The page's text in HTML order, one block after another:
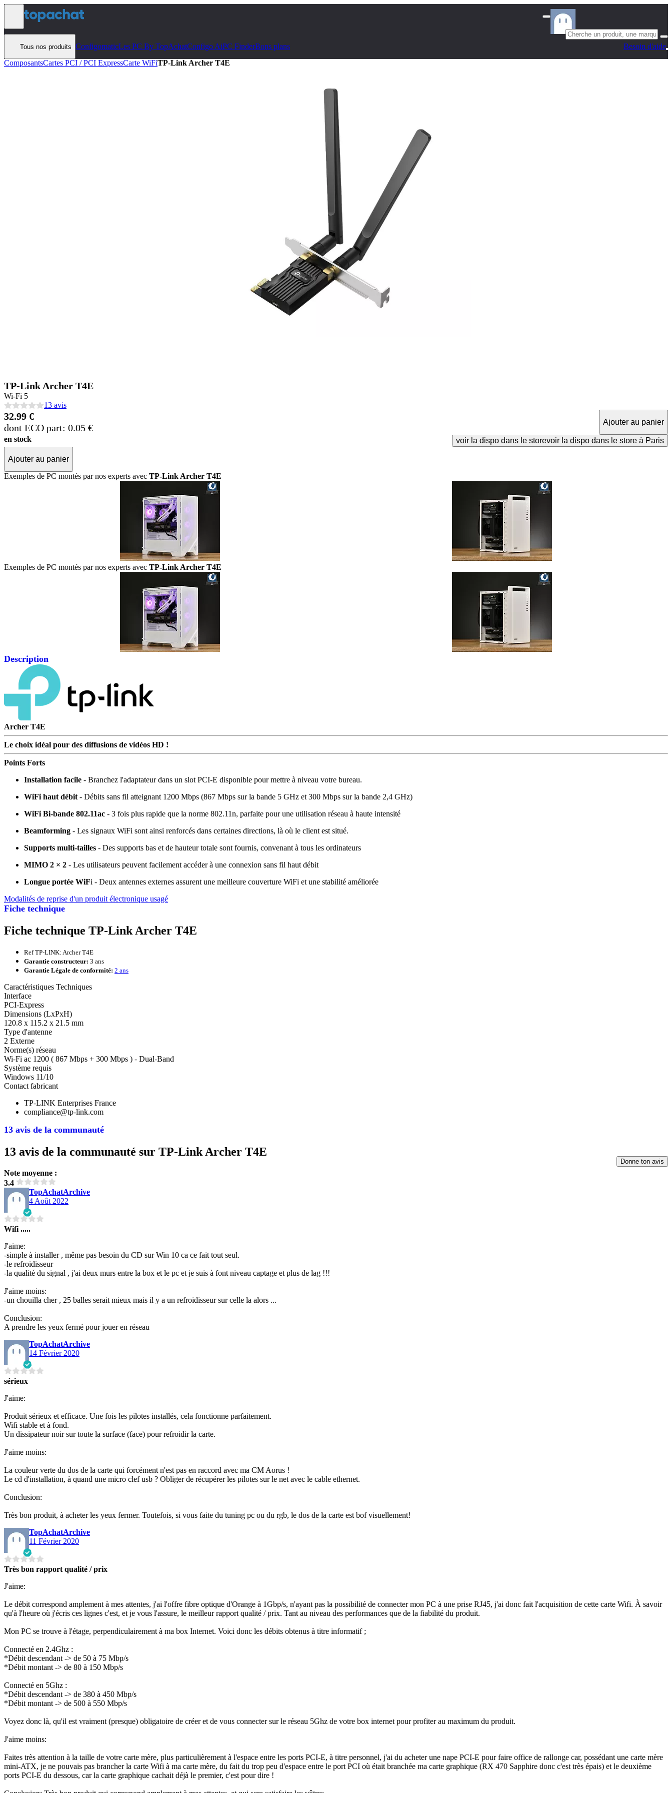
Aller au contenu
Tous nos produits ConfigomaticLes PC By TopAchatConfigo AiPC FinderBons plans
Besoin d'aide
ComposantsCartes PCI / PCI ExpressCarte WiFiTP-Link Archer T4E
TP-Link Archer T4E
Wi-Fi 5
13 avis
32.99 €
dont ECO part: 0.05 €
Ajouter au panier
en stock
voir la dispo dans le storevoir la dispo dans le store à Paris
Ajouter au panier
Exemples de PC montés par nos experts avec TP-Link Archer T4E
Exemples de PC montés par nos experts avec TP-Link Archer T4E
Description
Fiche technique
13 avis de la communauté
Archer T4E
Le choix idéal pour des diffusions de vidéos HD !
Points Forts
Installation facile - Branchez l'adaptateur dans un slot PCI-E disponible pour mettre à niveau votre bureau.
WiFi haut débit - Débits sans fil atteignant 1200 Mbps (867 Mbps sur la bande 5 GHz et 300 Mbps sur la bande 2,4 GHz)
WiFi Bi-bande 802.11ac - 3 fois plus rapide que la norme 802.11n, parfaite pour une utilisation réseau à haute intensité
Beamforming - Les signaux WiFi sont ainsi renforcés dans certaines directions, là où le client est situé.
Supports multi-tailles - Des supports bas et de hauteur totale sont fournis, convenant à tous les ordinateurs
MIMO 2 × 2 - Les utilisateurs peuvent facilement accéder à une connexion sans fil haut débit
Longue portée WiFi - Deux antennes externes assurent une meilleure couverture WiFi et une stabilité améliorée
Modalités de reprise d'un produit électronique usagé
Fiche technique TP-Link Archer T4E
Ref TP-LINK: Archer T4E
Garantie constructeur: 3 ans
Garantie Légale de conformité: 2 ans
Caractéristiques Techniques
Interface
PCI-Express
Dimensions (LxPxH)
120.8 x 115.2 x 21.5 mm
Type d'antenne
2 Externe
Norme(s) réseau
Wi-Fi ac 1200 ( 867 Mbps + 300 Mbps ) - Dual-Band
Système requis
Windows 11/10
Contact fabricant
TP-LINK Enterprises France
compliance@tp-link.com
13 avis de la communauté sur TP-Link Archer T4E
Note moyenne :
3.4
Donne ton avis
TopAchatArchive
4 Août 2022
Wifi .....
J'aime:
-simple à installer , même pas besoin du CD sur Win 10 ca ce fait tout seul.
-le refroidisseur
-la qualité du signal , j'ai deux murs entre la box et le pc et je suis à font niveau captage et plus de lag !!!
J'aime moins:
-un chouilla cher , 25 balles serait mieux mais il y a un refroidisseur sur celle la alors ...
Conclusion:
A prendre les yeux fermé pour jouer en réseau
TopAchatArchive
14 Février 2020
sérieux
J'aime:
Produit sérieux et efficace. Une fois les pilotes installés, cela fonctionne parfaitement.
Wifi stable et à fond.
Un dissipateur noir sur toute la surface (face) pour refroidir la carte.
J'aime moins:
La couleur verte du dos de la carte qui forcément n'est pas en raccord avec ma CM Aorus !
Le cd d'installation, à quand une micro clef usb ? Obliger de récupérer les pilotes sur le net avec le cable ethernet.
Conclusion:
Très bon produit, à acheter les yeux fermer. Toutefois, si vous faite du tuning pc ou du rgb, le dos de la carte est bof visuellement!
TopAchatArchive
11 Février 2020
Très bon rapport qualité / prix
J'aime:
Le débit correspond amplement à mes attentes, j'ai l'offre fibre optique d'Orange à 1Gbp/s, n'ayant pas la possibilité de connecter mon PC à une prise RJ45, j'ai donc fait l'acquisition de cette carte Wifi. À savoir
qu'à l'heure où j'écris ces lignes c'est, et je vous l'assure, le meilleur rapport qualité / prix. Tant au niveau des performances que de la fiabilité du produit.
Mon PC se trouve à l'étage, perpendiculairement à ma box Internet. Voici donc les débits obtenus à titre informatif ;
Connecté en 2.4Ghz :
*Débit descendant -> de 50 à 75 Mbp/s
*Débit montant -> de 80 à 150 Mbp/s
Connecté en 5Ghz :
*Débit descendant -> de 380 à 450 Mbp/s
*Débit montant -> de 500 à 550 Mbp/s
Voyez donc là, qu'il est vraiment (presque) obligatoire de créer et de vous connecter sur le réseau 5Ghz de votre box internet pour profiter au maximum du produit.
J'aime moins:
Faites très attention à la taille de votre carte mère, plus particulièrement à l'espace entre les ports PCI-E, à titre personnel, j'ai du acheter une nape PCI-E pour faire office de rallonge car, possédant une carte mère
mini-ATX, je ne pouvais pas brancher la carte Wifi à ma carte mère, du fait du trop peu d'espace entre le port PCI où était branchée ma carte graphique (RX 470 Sapphire donc c'est très épais) et le deuxième
ports PCI-E du dessous, car la carte graphique cachait déjà le premier, c'est pour dire !